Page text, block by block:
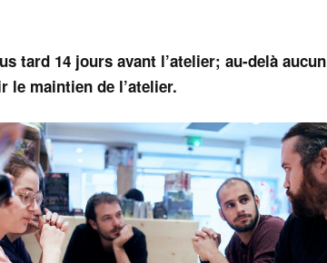
tard 14 jours avant l’atelier; au-delà aucun
le maintien de l’atelier.